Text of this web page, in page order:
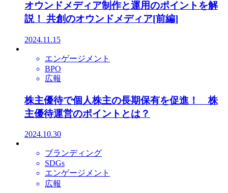
オウンドメディア制作と運用のポイントを解
説！ 共創のオウンドメディア[前編]
2024.11.15
エンゲージメント
BPO
広報
株主優待で個人株主の長期保有を促進！ 株
主優待運営のポイントとは？
2024.10.30
ブランディング
SDGs
エンゲージメント
広報